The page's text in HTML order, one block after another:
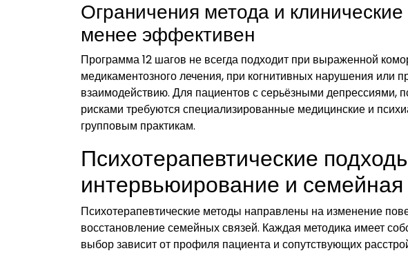
Ограничения метода и
менее эффективен
Программа 12 шагов не всегда подходит при выраженной
медикаментозного лечения, при когнитивных нарушения или
взаимодействию. Для пациентов с серьёзными депрессиями,
рисками требуются специализированные медицинские и
групповым практикам.
Психотерапевтические
интервьюирование и семейная
Психотерапевтические методы направлены на изменение
восстановление семейных связей. Каждая методика имеет
выбор зависит от профиля пациента и сопутствующих